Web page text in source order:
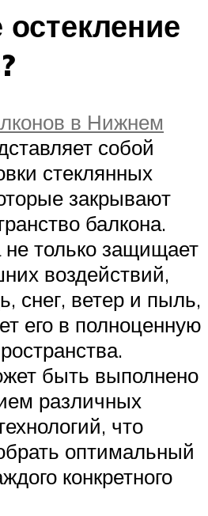
остекление
в Нижнем
собой
стеклянных
закрывают
балкона.
только защищает
воздействий,
снег, ветер и пыль,
его в полноценную
быть выполнено
различных
что
оптимальный
конкретного